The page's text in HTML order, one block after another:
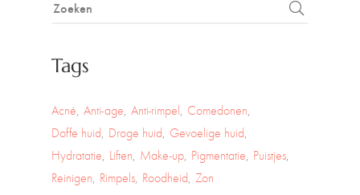
Tags
Acné Anti-age Anti-rimpel
Comedonen
Doffe huid Droge huid Gevoelige huid
Hydratatie Liften Make-up Pigmentatie Puistjes
Reinigen Rimpels Roodheid Zon